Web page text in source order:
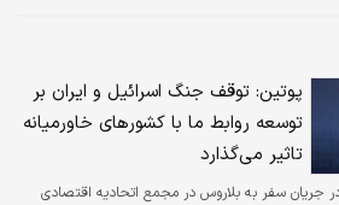
پوتین: توقف جنگ اسرائیل و ایران بر
توسعه روابط ما با کشورهای خاورمیانه
تاثیر می‌گذارد
جریان سفر به بلاروس در مجمع اتحادیه اقتصادی